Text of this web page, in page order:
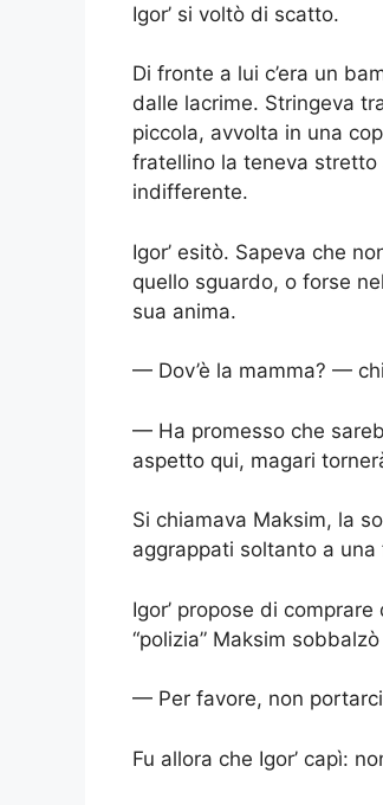
Igor’ si voltò di scatto.
Di fronte a lui c’era un
dalle lacrime. Stringeva
piccola, avvolta in una
fratellino la teneva
indifferente.
Igor’ esitò. Sapeva che
quello sguardo, o forse
sua anima.
— Dov’è la mamma? —
— Ha promesso che
aspetto qui, magari
Si chiamava Maksim, la
aggrappati soltanto a una
Igor’ propose di
“polizia” Maksim
— Per favore, non
Fu allora che Igor’ capì: